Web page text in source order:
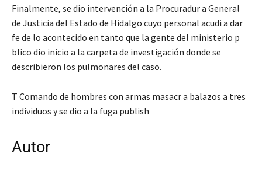
Finalmente, se dio intervención a la Procuradur a General
de Justicia del Estado de Hidalgo cuyo personal acudi a dar
fe de lo acontecido en tanto que la gente del ministerio p
blico dio inicio a la carpeta de investigación donde se
describieron los pulmonares del caso.
T Comando de hombres con armas masacr a balazos a tres
individuos y se dio a la fuga publish
Autor